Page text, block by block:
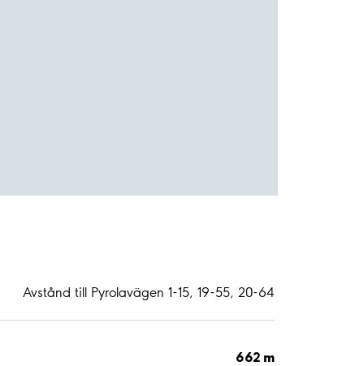
Avstånd till Pyrolavägen 1-15, 19-55, 20-64
662 m